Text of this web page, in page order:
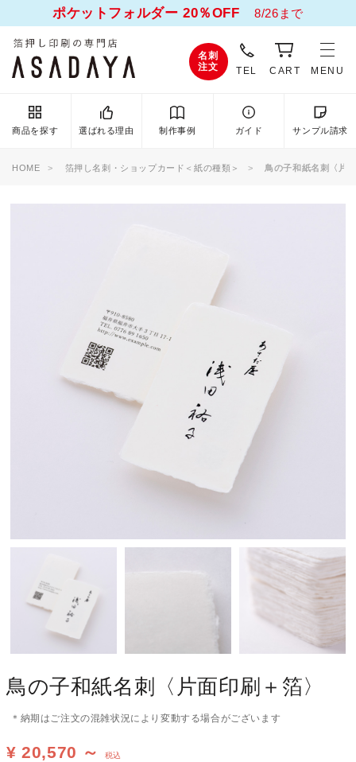
ポケットフォルダー 20％OFF 8/26まで
名刺
注文
TEL CART MENU
商品を探す 選ばれる理由 制作事例 ガイド サンプル請求
HOME 箔押し名刺・ショップカード＜紙の種類＞ 鳥の子和紙名刺〈片
鳥の子和紙名刺〈片面印刷＋箔〉
＊納期はご注文の混雑状況により変動する場合がございます
¥ 20,570 ～ 税込